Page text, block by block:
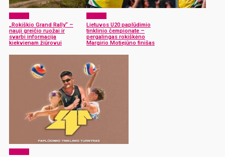
„Rokiškio Grand Rally“ –
nauji greičio ruožai ir
svarbi informacija
kiekvienam žiūrovui
Lietuvos U20 paplūdimio
tinklinio čempionate –
pergalingas rokiškėno
Margirio Motiejūno finišas